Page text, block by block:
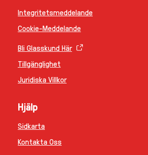
Integritetsmeddelande
Cookie-Meddelande
Bli Glasskund Här
Tillgänglighet
Juridiska Villkor
Hjälp
Sidkarta
Kontakta Oss